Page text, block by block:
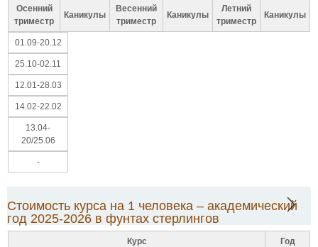
Осенний
триместр
Каникулы
Весенний
триместр
Каникулы
Летний
триместр
Каникулы
01.09-20.12
25.10-02.11
12.01-28.03
14.02-22.02
13.04-
20/25.06
-
Стоимость курса на 1 человека – академический
год 2025-2026 в фунтах стерлингов
Курс Год